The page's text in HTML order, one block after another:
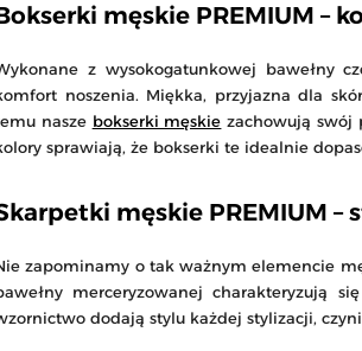
męskie PREMIUM –
z wysokogatunkowej bawełny
noszenia. Miękka, przyjazna dla
nasze bokserki męskie zachowują swój
sprawiają, że bokserki te idealnie
męskie PREMIUM –
zapominamy o tak ważnym elemencie
merceryzowanej charakteryzują
dodają stylu każdej stylizacji,